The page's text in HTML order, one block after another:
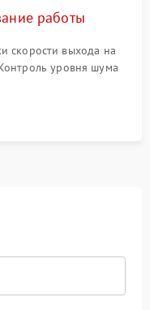
работы
скорости выхода на
уровня шума
стенок и корректного
оттайки.